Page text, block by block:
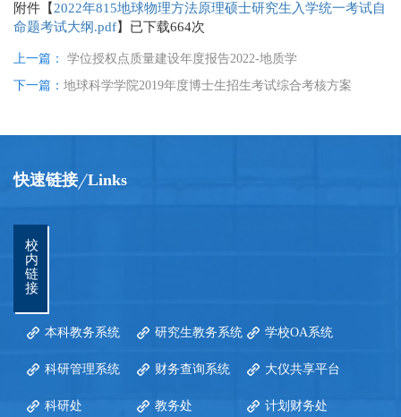
附件【 2022年815地球物理方法原理硕士研究生入学统一考试自
命题考试大纲.pdf】已下载664次
上一篇： 学位授权点质量建设年度报告2022-地质学
下一篇： 地球科学学院2019年度博士生招生考试综合考核方案
快速链接 Links
校
内
链
接
本科教务系统 研究生教务系统 学校OA系统
科研管理系统 财务查询系统 大仪共享平台
科研处 教务处 计划财务处